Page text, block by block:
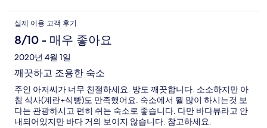
실제 이용 고객 후기
8/10 - 매우 좋아요
2020년 4월 1일
깨끗하고 조용한 숙소
주인 아저씨가 너무 친절하세요. 방도 깨끗합니다. 소소하지만 아
침 식사(계란+식빵)도 만족했어요. 숙소에서 뭘 많이 하시는것 보
다는 관광하시고 편히 쉬는 숙소로 좋습니다. 다만 바다뷰라고 안
내되어있지만 바다 거의 보이지 않습니다. 참고하세요.